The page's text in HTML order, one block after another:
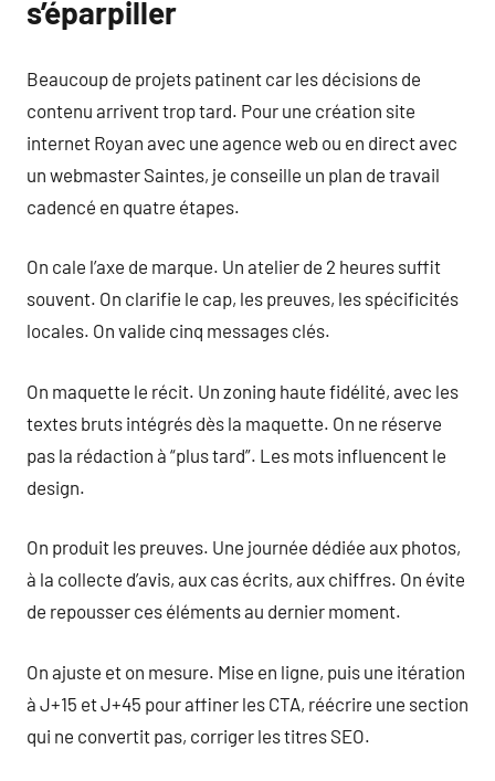
s’éparpiller
Beaucoup de projets patinent car les décisions de
contenu arrivent trop tard. Pour une création site
internet Royan avec une agence web ou en direct avec
un webmaster Saintes, je conseille un plan de travail
cadencé en quatre étapes.
On cale l’axe de marque. Un atelier de 2 heures suffit
souvent. On clarifie le cap, les preuves, les spécificités
locales. On valide cinq messages clés.
On maquette le récit. Un zoning haute fidélité, avec les
textes bruts intégrés dès la maquette. On ne réserve
pas la rédaction à “plus tard”. Les mots influencent le
design.
On produit les preuves. Une journée dédiée aux photos,
à la collecte d’avis, aux cas écrits, aux chiffres. On évite
de repousser ces éléments au dernier moment.
On ajuste et on mesure. Mise en ligne, puis une itération
à J+15 et J+45 pour affiner les CTA, réécrire une section
qui ne convertit pas, corriger les titres SEO.